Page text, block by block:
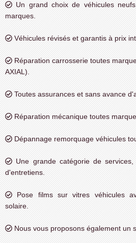
Un grand choix de véhicules
marques.
Véhicules révisés et garantis à prix
Réparation carrosserie toutes
AXIAL).
Toutes assurances et sans avance
Réparation mécanique toutes
Dépannage remorquage véhicules
Une grande catégorie de
d'entretiens.
Pose films sur vitres véhicules
solaire.
Nous vous proposons également un